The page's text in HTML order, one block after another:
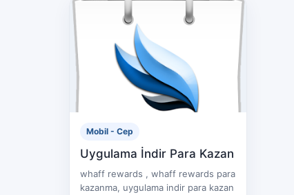
Mobil - Cep
Uygulama İndir Para Kazan
whaff rewards , whaff rewards para
kazanma, uygulama indir para kazan